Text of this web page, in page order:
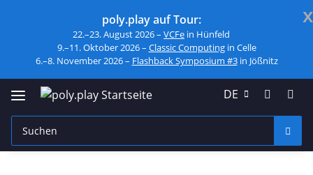
x
poly.play auf Tour:
22.–23. August 2026 – VCFe in Hünfeld
9.–11. Oktober 2026 – Classic Computingin Celle
6.–8. November 2026 – Flashback Symposium #3in Jößnitz
DE